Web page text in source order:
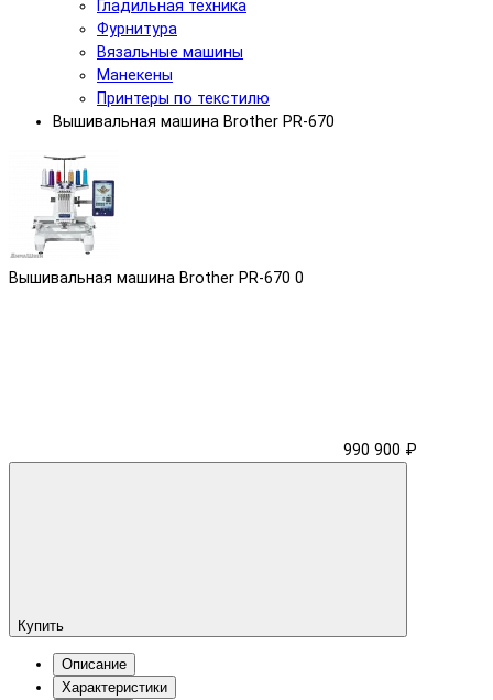
Гладильная техника
Фурнитура
Вязальные машины
Манекены
Принтеры по текстилю
Вышивальная машина Brother PR-670
Вышивальная машина Brother PR-670 0
990 900 ₽
Купить
Описание
Характеристики